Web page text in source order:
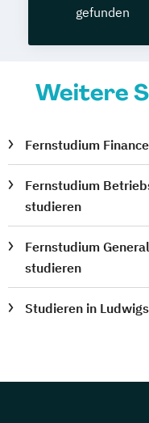
gefunden
Weitere
Fernstudium
Fernstudium
studieren
Fernstudium
studieren
Studieren in